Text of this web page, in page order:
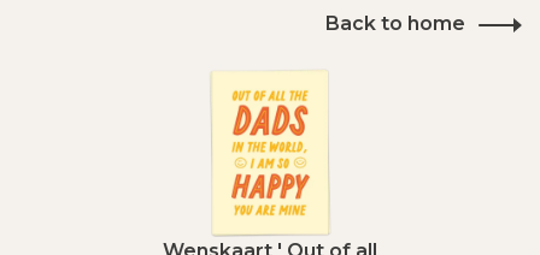
Back to home
Wenskaart ' Out of all